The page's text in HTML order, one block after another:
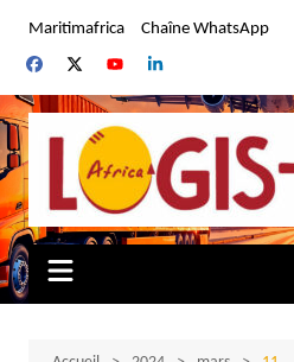
contenu
Maritimafrica Chaîne WhatsApp